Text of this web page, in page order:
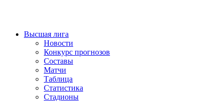
Высшая лига
Новости
Конкурс прогнозов
Составы
Матчи
Таблица
Статистика
Стадионы